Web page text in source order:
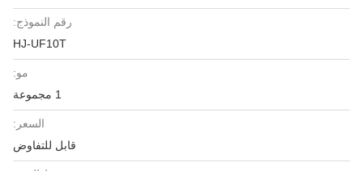
رقم النموذج:
HJ-UF10T
مو:
1 مجموعة
السعر:
قابل للتفاوض